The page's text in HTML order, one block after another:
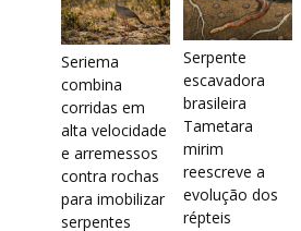
Seriema
combina
corridas em
alta velocidade
e arremessos
contra rochas
para imobilizar
serpentes
Serpente
escavadora
brasileira
Tametara
mirim
reescreve a
evolução dos
répteis